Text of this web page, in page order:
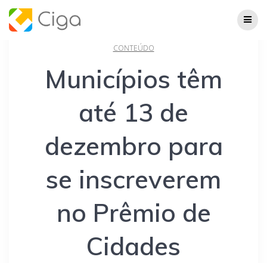
CONTEÚDO
Municípios têm
até 13 de
dezembro para
se inscreverem
no Prêmio de
Cidades